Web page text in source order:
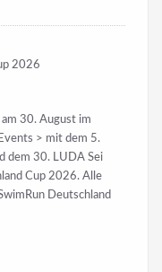
2026
30. August im
> mit dem 5.
dem 30. LUDA Sei
Cup 2026. Alle
Deutschland